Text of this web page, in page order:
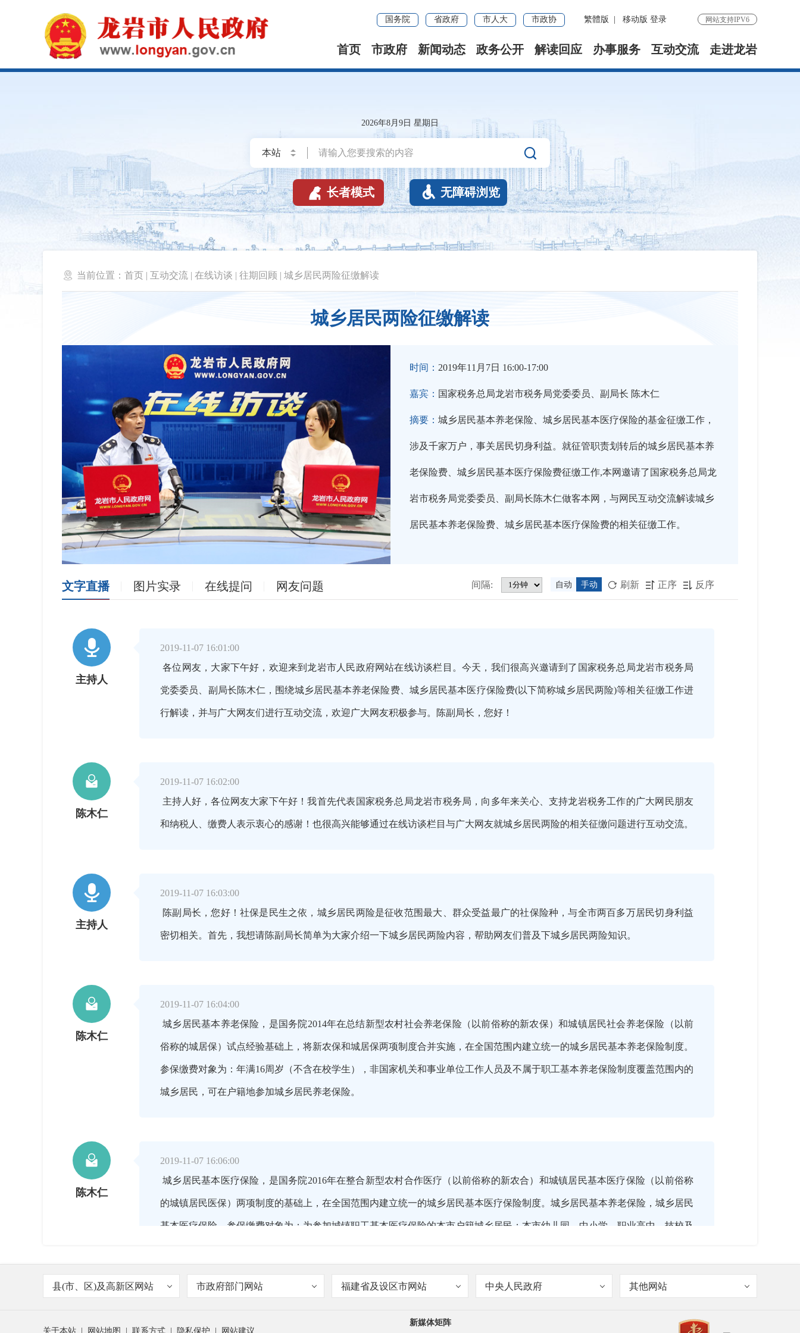
国务院 省政府 市人大 市政协 繁體版 移动版 登录 网站支持IPV6
首页 市政府 新闻动态 政务公开 解读回应 办事服务 互动交流 走进龙岩
2026年8月9日 星期日

 长者模式  无障碍浏览
 当前位置： 首页 | 互动交流 | 在线访谈 | 往期回顾 | 城乡居民两险征缴解读
城乡居民两险征缴解读
时间： 2019年11月7日 16:00-17:00
嘉宾： 国家税务总局龙岩市税务局党委委员、副局长 陈木仁
摘要： 城乡居民基本养老保险、城乡居民基本医疗保险的基金征缴工作，
涉及千家万户，事关居民切身利益。就征管职责划转后的城乡居民基本养
老保险费、城乡居民基本医疗保险费征缴工作,本网邀请了国家税务总局龙
岩市税务局党委委员、副局长陈木仁做客本网，与网民互动交流解读城乡
居民基本养老保险费、城乡居民基本医疗保险费的相关征缴工作。
文字直播 图片实录 在线提问 网友问题 间隔: 自动 手动  刷新  正序  反序

主持人
2019-11-07 16:01:00
各位网友，大家下午好，欢迎来到龙岩市人民政府网站在线访谈栏目。今天，我们很高兴邀请到了国家税务总局龙岩市税务局
党委委员、副局长陈木仁，围绕城乡居民基本养老保险费、城乡居民基本医疗保险费(以下简称城乡居民两险)等相关征缴工作进
行解读，并与广大网友们进行互动交流，欢迎广大网友积极参与。陈副局长，您好！

陈木仁
2019-11-07 16:02:00
主持人好，各位网友大家下午好！我首先代表国家税务总局龙岩市税务局，向多年来关心、支持龙岩税务工作的广大网民朋友
和纳税人、缴费人表示衷心的感谢！也很高兴能够通过在线访谈栏目与广大网友就城乡居民两险的相关征缴问题进行互动交流。

主持人
2019-11-07 16:03:00
陈副局长，您好！社保是民生之依，城乡居民两险是征收范围最大、群众受益最广的社保险种，与全市两百多万居民切身利益
密切相关。首先，我想请陈副局长简单为大家介绍一下城乡居民两险内容，帮助网友们普及下城乡居民两险知识。

陈木仁
2019-11-07 16:04:00
城乡居民基本养老保险，是国务院2014年在总结新型农村社会养老保险（以前俗称的新农保）和城镇居民社会养老保险（以前
俗称的城居保）试点经验基础上，将新农保和城居保两项制度合并实施，在全国范围内建立统一的城乡居民基本养老保险制度。
参保缴费对象为：年满16周岁（不含在校学生），非国家机关和事业单位工作人员及不属于职工基本养老保险制度覆盖范围内的
城乡居民，可在户籍地参加城乡居民养老保险。

陈木仁
2019-11-07 16:06:00
城乡居民基本医疗保险，是国务院2016年在整合新型农村合作医疗（以前俗称的新农合）和城镇居民基本医疗保险（以前俗称
的城镇居民医保）两项制度的基础上，在全国范围内建立统一的城乡居民基本医疗保险制度。城乡居民基本养老保险，城乡居民
基本医疗保险，参保缴费对象为：为参加城镇职工基本医疗保险的本市户籍城乡居民；本市幼儿园、中小学、职业高中、技校及
县(市、区)及高新区网站 市政府部门网站 福建省及设区市网站 中央人民政府 其他网站
关于本站 网站地图 联系方式 隐私保护 网站建议
新媒体矩阵